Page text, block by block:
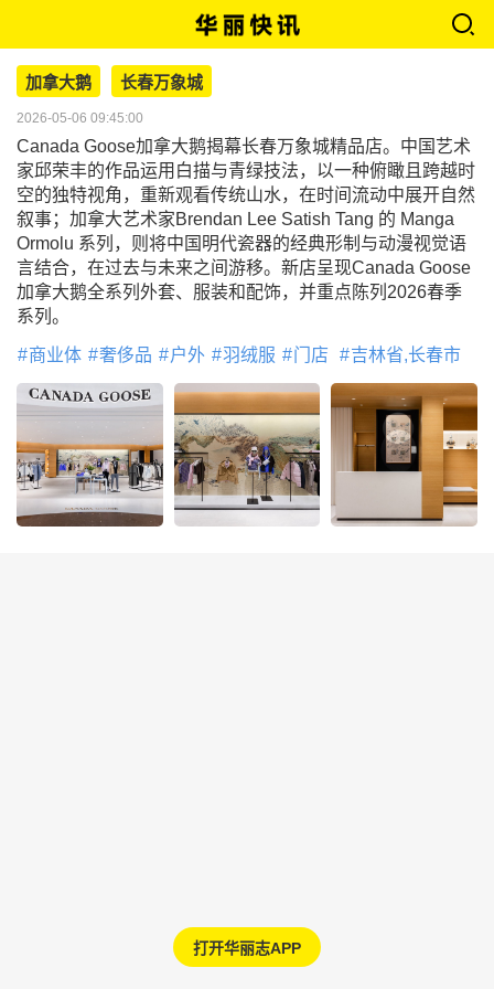
加拿大鹅 长春万象城
2026-05-06 09:45:00
Canada Goose加拿大鹅揭幕长春万象城精品店。中国艺术
家邱荣丰的作品运用白描与青绿技法，以一种俯瞰且跨越时
空的独特视角，重新观看传统山水，在时间流动中展开自然
叙事；加拿大艺术家Brendan Lee Satish Tang 的 Manga
Ormolu 系列，则将中国明代瓷器的经典形制与动漫视觉语
言结合，在过去与未来之间游移。新店呈现Canada Goose
加拿大鹅全系列外套、服装和配饰，并重点陈列2026春季
系列。
商业体 奢侈品 户外 羽绒服 门店 吉林省,长春市
打开华丽志APP